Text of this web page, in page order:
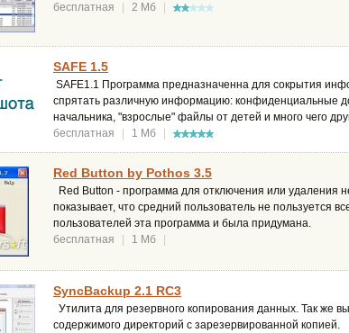
бесплатная
2 Мб
SAFE 1.5
SAFE1.1 Программа предназначенна для сокрытия
спрятать различную информацию: конфиденциальные
начальника, "взрослые" файлы от детей и много чего
бесплатная
1 Мб
Red Button by Pothos 3.5
Red Button - программа для отключения или удаления
показывает, что средний пользователь не пользуется
пользователей эта программа и была придумана.
бесплатная
1 Мб
SyncBackup 2.1 RC3
Утилита для резервного копирования данных. Так же
содержимого директорий с зарезервированной копией.